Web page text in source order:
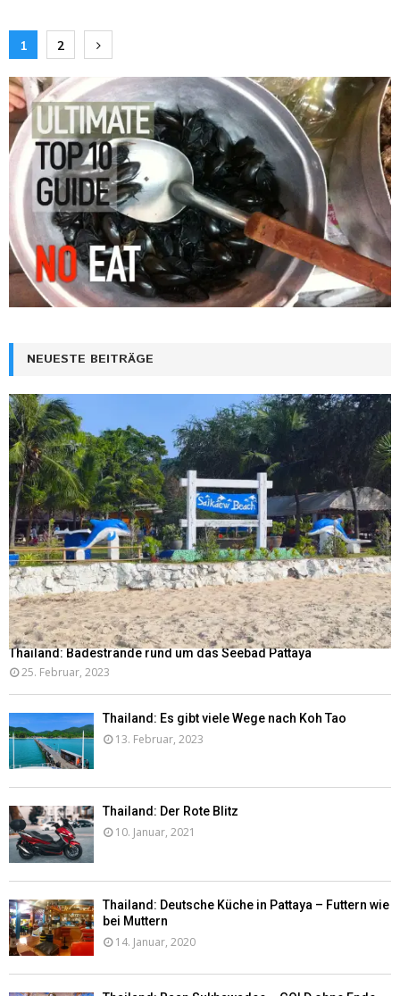
Seitennummerierung
der
Beiträge
1 2
NEUESTE BEITRÄGE
Thailand: Badestrände rund um das Seebad Pattaya
25. Februar, 2023
Thailand: Es gibt viele Wege nach Koh Tao
13. Februar, 2023
Thailand: Der Rote Blitz
10. Januar, 2021
Thailand: Deutsche Küche in Pattaya – Futtern wie
bei Muttern
14. Januar, 2020